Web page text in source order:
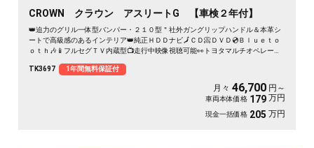
CROWN クラウン アスリートG 【車検２年付】
👑迫力のグリル一体型バンパー・２１０型＂社外ガングリップハンドル＆本革シ
ートで高級感のあるインテリア👑純正ＨＤＤナビ🗾ＣＤ📀ＤＶＤ💿Ｂｌｕｅｔｏ
ｏｔｈ🎶📱フルセグＴＶ内蔵型📺走行中映像視聴可能👀トヨタマルチオペレーシ
ーション装備で夏も冬も快適に過ごせます🤩安心安全の前後ドライブレコーダー
装備🎥高速使用時も快適クルーズコントロール&ビルドインETC装備付き🛣️夜間で
TK3697 1年間無料保証付
月々 46,700 円～
車両本体価格 179 万円
現金一括価格 205 万円